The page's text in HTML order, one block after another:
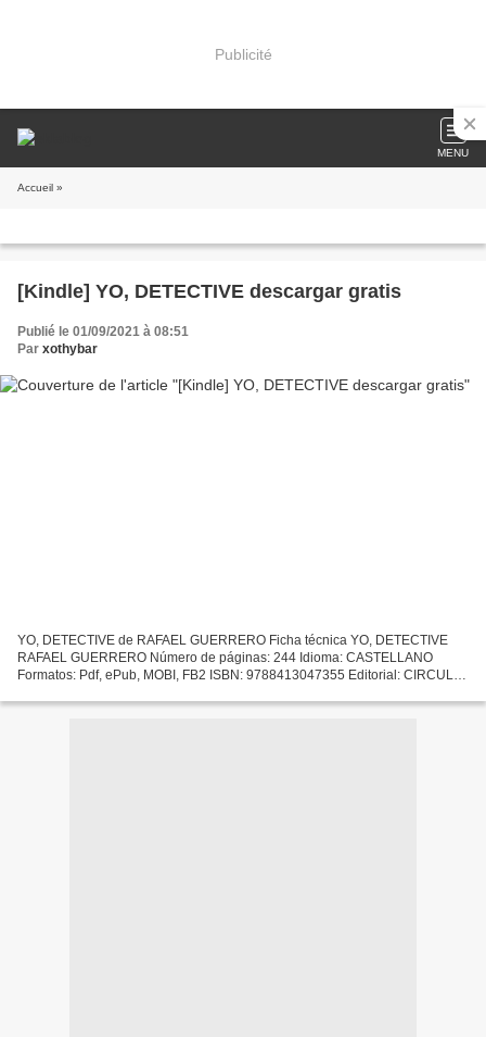
Publicité
MENU
Accueil »
[Kindle] YO, DETECTIVE descargar gratis
Publié le 01/09/2021 à 08:51
Par xothybar
YO, DETECTIVE de RAFAEL GUERRERO Ficha técnica YO, DETECTIVE
RAFAEL GUERRERO Número de páginas: 244 Idioma: CASTELLANO
Formatos: Pdf, ePub, MOBI, FB2 ISBN: 9788413047355 Editorial: CIRCULO